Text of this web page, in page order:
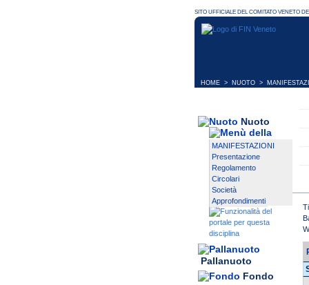
HOME > NUOTO >
Nuoto
MANIFESTAZIONI
Presentazione
Regolamento
Circolari
Società
Approfondimenti
Pallanuoto
Fondo